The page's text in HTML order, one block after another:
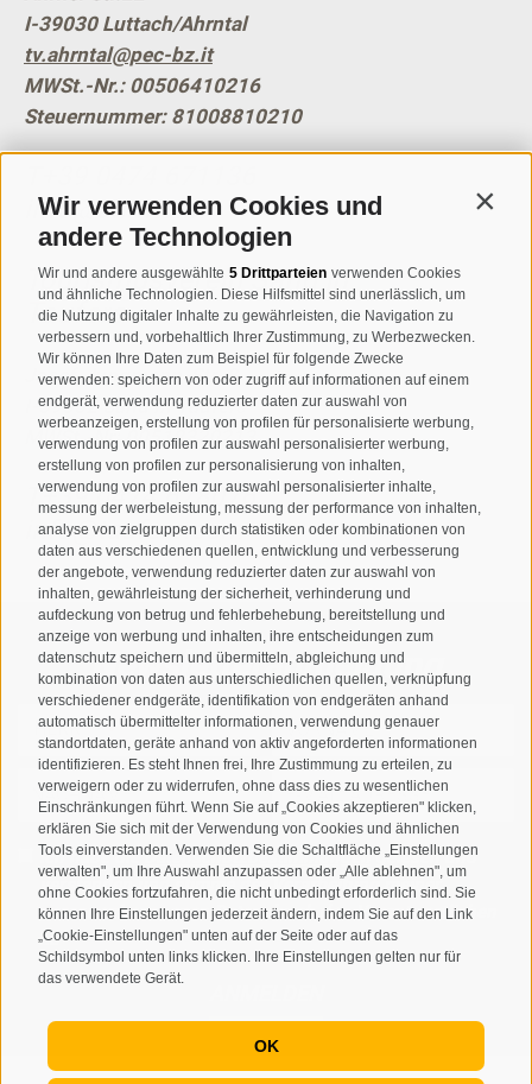
Wir verwenden Cookies und
andere Technologien
Wir und andere ausgewählte 5 Drittparteien verwenden Cookies
und ähnliche Technologien. Diese Hilfsmittel sind unerlässlich, um
die Nutzung digitaler Inhalte zu gewährleisten, die Navigation zu
verbessern und, vorbehaltlich Ihrer Zustimmung, zu Werbezwecken.
Wir können Ihre Daten zum Beispiel für folgende Zwecke
verwenden: speichern von oder zugriff auf informationen auf einem
endgerät, verwendung reduzierter daten zur auswahl von
werbeanzeigen, erstellung von profilen für personalisierte werbung,
verwendung von profilen zur auswahl personalisierter werbung,
erstellung von profilen zur personalisierung von inhalten,
verwendung von profilen zur auswahl personalisierter inhalte,
messung der werbeleistung, messung der performance von inhalten,
analyse von zielgruppen durch statistiken oder kombinationen von
daten aus verschiedenen quellen, entwicklung und verbesserung
der angebote, verwendung reduzierter daten zur auswahl von
inhalten, gewährleistung der sicherheit, verhinderung und
aufdeckung von betrug und fehlerbehebung, bereitstellung und
anzeige von werbung und inhalten, ihre entscheidungen zum
datenschutz speichern und übermitteln, abgleichung und
kombination von daten aus unterschiedlichen quellen, verknüpfung
verschiedener endgeräte, identifikation von endgeräten anhand
automatisch übermittelter informationen, verwendung genauer
standortdaten, geräte anhand von aktiv angeforderten informationen
identifizieren. Es steht Ihnen frei, Ihre Zustimmung zu erteilen, zu
verweigern oder zu widerrufen, ohne dass dies zu wesentlichen
Einschränkungen führt. Wenn Sie auf „Cookies akzeptieren" klicken,
erklären Sie sich mit der Verwendung von Cookies und ähnlichen
Tools einverstanden. Verwenden Sie die Schaltfläche „Einstellungen
verwalten", um Ihre Auswahl anzupassen oder „Alle ablehnen", um
ohne Cookies fortzufahren, die nicht unbedingt erforderlich sind. Sie
können Ihre Einstellungen jederzeit ändern, indem Sie auf den Link
„Cookie-Einstellungen" unten auf der Seite oder auf das
Schildsymbol unten links klicken. Ihre Einstellungen gelten nur für
das verwendete Gerät.
OK
I-39030 Luttach/Ahrntal
tv.ahrntal@pec-bz.it
MWSt.-Nr.: 00506410216
Steuernummer: 81008810210
info@ahrntal.it
Tourismusverein Sand in
Taufers
Josef-Jungmann-Str. 8
I-39032 Sand in Taufers
MWSt.-Nr: 00518320213
T+39 0474 678076
info@taufers.com
Newsletteranmeldung
Ich habe dieDatenschutzbestimmungengelesen und
verstanden und stimme der Verarbeitung meiner
personenbezogenen Daten durch den Verantwortlichen
zu